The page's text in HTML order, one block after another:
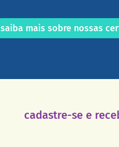
saiba mais sobre nossas
cadastre-se e